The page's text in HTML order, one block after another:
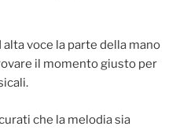
alta voce la parte della mano
il momento giusto per
che la melodia sia